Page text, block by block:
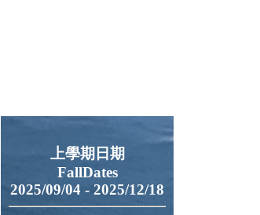
上學期日期
FallDates
2025/09/04 - 2025/12/18